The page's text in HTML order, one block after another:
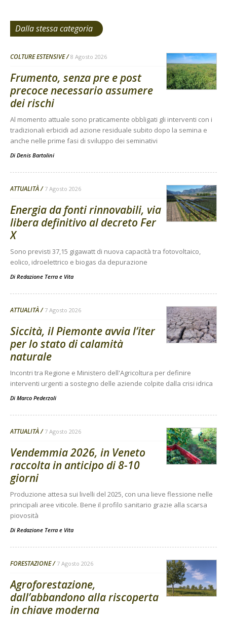
Dalla stessa categoria
COLTURE ESTENSIVE 8 Agosto 2026
Frumento, senza pre e post
precoce necessario assumere
dei rischi
Al momento attuale sono praticamente obbligati gli interventi con i
tradizionali erbicidi ad azione residuale subito dopo la semina e
anche nelle prime fasi di sviluppo dei seminativi
Di Denis Bartolini
ATTUALITÀ 7 Agosto 2026
Energia da fonti rinnovabili, via
libera definitivo al decreto Fer
X
Sono previsti 37,15 gigawatt di nuova capacità tra fotovoltaico,
eolico, idroelettrico e biogas da depurazione
Di Redazione Terra e Vita
ATTUALITÀ 7 Agosto 2026
Siccità, il Piemonte avvia l’iter
per lo stato di calamità
naturale
Incontri tra Regione e Ministero dell'Agricoltura per definire
interventi urgenti a sostegno delle aziende colpite dalla crisi idrica
Di Marco Pederzoli
ATTUALITÀ 7 Agosto 2026
Vendemmia 2026, in Veneto
raccolta in anticipo di 8-10
giorni
Produzione attesa sui livelli del 2025, con una lieve flessione nelle
principali aree viticole. Bene il profilo sanitario grazie alla scarsa
piovosità
Di Redazione Terra e Vita
FORESTAZIONE 7 Agosto 2026
Agroforestazione,
dall’abbandono alla riscoperta
in chiave moderna